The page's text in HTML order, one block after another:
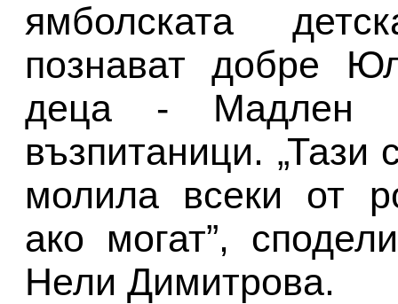
ямболската
познават добре
деца - Мадлен
възпитаници.
молила всеки от
ако могат”,
Нели Димитрова.